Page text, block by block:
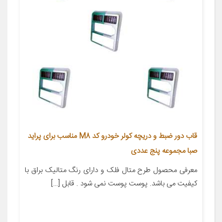
قاب دور ضبط و دریچه کولر خودرو کد M8 مناسب برای پراید
صبا مجموعه پنج عددی
معرفی محصول طرح متال فلک و دارای رنگ متالیک براق با
کیفیت می باشد. پوست پوست نمی شود . قابل […]